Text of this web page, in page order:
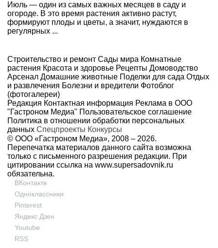
Июль — один из самых важных месяцев в саду и
огороде. В это время растения активно растут,
формируют плоды и цветы, а значит, нуждаются в
регулярных ...
Строительство и ремонт Сады мира Комнатные
растения Красота и здоровье Рецепты Домоводство
Арсенал Домашние животные Поделки для сада Отдых
и развлечения Болезни и вредители Фотоблог
(фотогалереи)
Редакция Контактная информация Реклама в ООО
"Гастроном Медиа" Пользовательское соглашение
Политика в отношении обработки персональных
данных Спецпроекты Конкурсы
© ООО «Гастроном Медиа», 2008 – 2026.
Перепечатка материалов данного сайта возможна
только с письменного разрешения редакции. При
цитировании ссылка на www.supersadovnik.ru
обязательна.
ВКонтакте
Одноклассники
Pinterest
Яндекс Дзен
Youtube
RSS